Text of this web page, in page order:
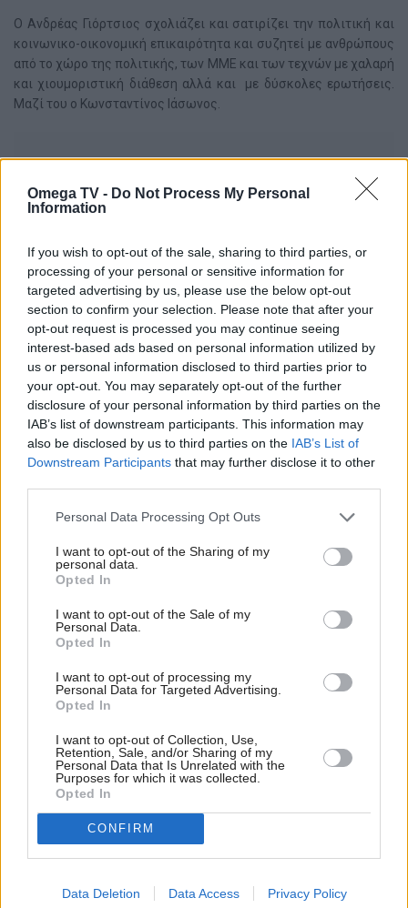
Omega TV - Do Not Process My Personal
Information
If you wish to opt-out of the sale, sharing to third parties, or
processing of your personal or sensitive information for
targeted advertising by us, please use the below opt-out
section to confirm your selection. Please note that after your
opt-out request is processed you may continue seeing
interest-based ads based on personal information utilized by
us or personal information disclosed to third parties prior to
your opt-out. You may separately opt-out of the further
disclosure of your personal information by third parties on the
IAB’s list of downstream participants. This information may
also be disclosed by us to third parties on the IAB’s List of
Downstream Participants that may further disclose it to other
Personal Data Processing Opt Outs
I want to opt-out of the Sharing of my
personal data.
Opted In
I want to opt-out of the Sale of my
Personal Data.
Opted In
I want to opt-out of processing my
Personal Data for Targeted Advertising.
Opted In
I want to opt-out of Collection, Use,
Retention, Sale, and/or Sharing of my
Personal Data that Is Unrelated with the
Purposes for which it was collected.
Opted In
CONFIRM
Data Deletion Data Access Privacy Policy
Ο Ανδρέας Γιόρτσιος σχολιάζει και σατιρίζει την πολιτική και
κοινωνικο-οικονομική επικαιρότητα και συζητεί με ανθρώπους
από το χώρο της πολιτικής, των ΜΜΕ και των τεχνών με χαλαρή
και χιουμοριστική διάθεση αλλά και με δύσκολες ερωτήσεις.
Μαζί του ο Κωνσταντίνος Ιάσωνος.
OMEGA NEWS
05/08 21:10
OMEGA NEWS
04/08 21:10
ΜΑΡΙ ΜΕΡΟΣ Α'
Περισσότερα Βιντεο